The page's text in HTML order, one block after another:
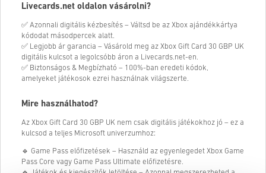
Livecards.net oldalon vásárolni?
✅ Azonnali digitális kézbesítés – Váltsd be az Xbox ajándékkártya
kódodat másodpercek alatt.
✅ Legjobb ár garancia – Vásárold meg az Xbox Gift Card 30 GBP UK
digitális kulcsot a legolcsóbb áron a Livecards.net-en.
✅ Biztonságos & Megbízható – 100%-ban eredeti kódok,
amelyeket játékosok ezrei használnak világszerte.
Mire használhatod?
Az Xbox Gift Card 30 GBP UK nem csak digitális játékokhoz jó – ez a
kulcsod a teljes Microsoft univerzumhoz:
🔹 Game Pass előfizetések – Használd az egyenlegedet Xbox Game
Pass Core vagy Game Pass Ultimate előfizetésre.